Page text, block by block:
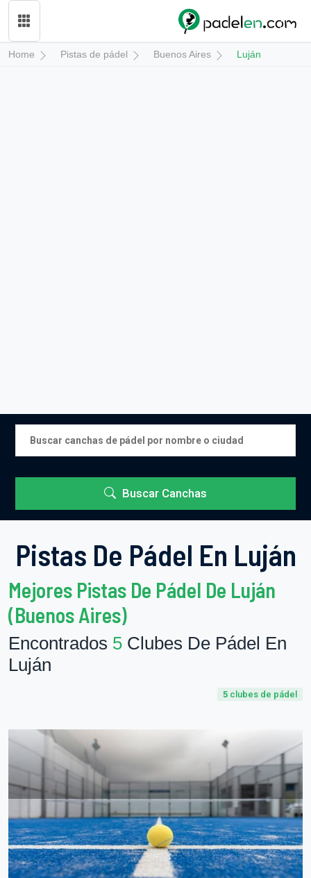
Home Pistas de pádel Buenos Aires Luján
Buscar Canchas
Pistas De Pádel En Luján
Mejores Pistas De Pádel De Luján
(Buenos Aires)
Encontrados 5 Clubes De Pádel En
Luján
5 clubes de pádel